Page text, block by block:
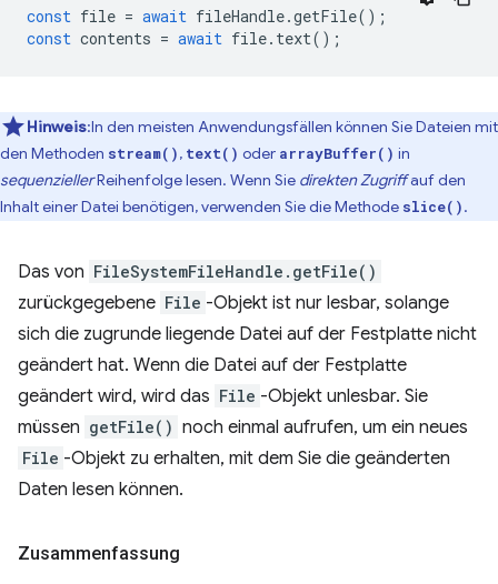
const file = await fileHandle.getFile();
const contents = await file. text();
Hinweis:In den meisten Anwendungsfällen können Sie Dateien mit
den Methoden stream(), text() oder arrayBuffer() in
sequenziellerReihenfolge lesen. Wenn Sie direkten Zugriffauf den
Inhalt einer Datei benötigen, verwenden Sie die Methode slice().
Das von FileSystemFileHandle.getFile()
zurückgegebene File -Objekt ist nur lesbar, solange
sich die zugrunde liegende Datei auf der Festplatte nicht
geändert hat. Wenn die Datei auf der Festplatte
geändert wird, wird das File -Objekt unlesbar. Sie
müssen getFile() noch einmal aufrufen, um ein neues
File -Objekt zu erhalten, mit dem Sie die geänderten
Daten lesen können.
Zusammenfassung